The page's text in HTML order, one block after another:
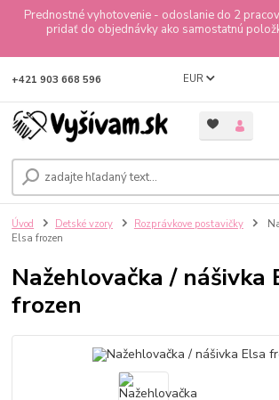
Prednostné vyhotovenie - odoslanie do 2
pridať do objednávky ako samostatnú
EUR
+421 903 668 596
Úvod Detské vzory Rozprávkove postavičky
Elsa frozen
Nažehlovačka / nášivka
frozen